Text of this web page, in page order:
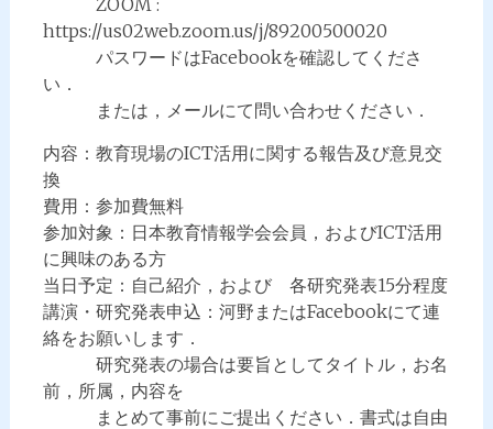
ZOOM :
https://us02web.zoom.us/j/89200500020
パスワードはFacebookを確認してくださ
い．
または，メールにて問い合わせください．
内容：教育現場のICT活用に関する報告及び意見交
換
費用：参加費無料
参加対象：日本教育情報学会会員，およびICT活用
に興味のある方
当日予定：自己紹介，および 各研究発表15分程度
講演・研究発表申込：河野またはFacebookにて連
絡をお願いします．
研究発表の場合は要旨としてタイトル，お名
前，所属，内容を
まとめて事前にご提出ください．書式は自由